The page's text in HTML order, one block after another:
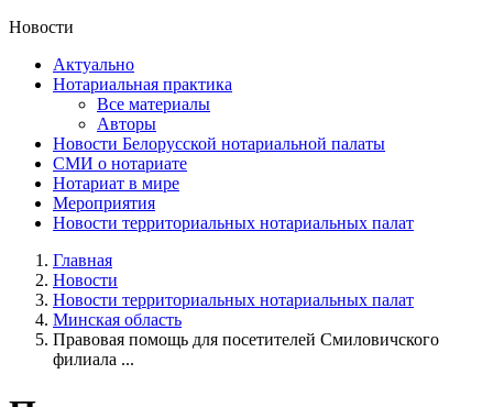
Новости
Актуально
Нотариальная практика
Все материалы
Авторы
Новости Белорусской нотариальной палаты
СМИ о нотариате
Нотариат в мире
Мероприятия
Новости территориальных нотариальных палат
Главная
Новости
Новости территориальных нотариальных палат
Минская область
Правовая помощь для посетителей Смиловичского
филиала ...